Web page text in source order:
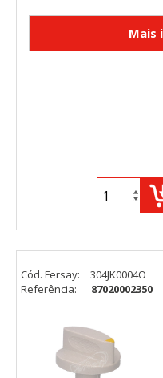
Cód. Fersay:
304JK0004O
Referência:
87020002350